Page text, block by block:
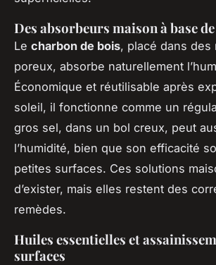
Des absorbeurs maison à base
Le charbon de bois, placé dans des
poreux, absorbe naturellement
Économique et réutilisable après
soleil, il fonctionne comme un
gros sel, dans un bol creux, peut
l’humidité, bien que son efficacité
petites surfaces. Ces solutions
d’exister, mais elles restent des
remèdes.
Huiles essentielles et
surfaces